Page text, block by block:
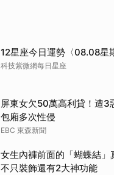
12星座今日運勢〈08.08星
科技紫微網每日星座
屏東女欠50萬高利貸！遭3
包廂多次性侵
EBC 東森新聞
女生內褲前面的「蝴蝶結」
不只裝飾還有2大神功能